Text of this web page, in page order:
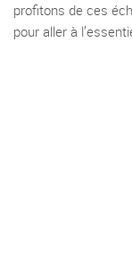
profitons de ces
pour aller à